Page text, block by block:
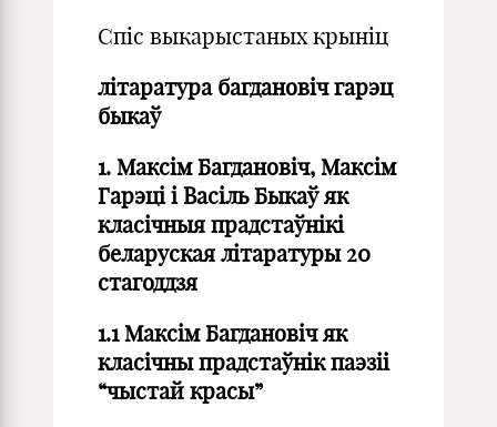
Спіс выкарыстаных крыніц
літаратура багдановіч гарэц
быкаў
1. Максім Багдановіч, Максім
Гарэці i Васіль Быкаў як
класічныя прадстаўнікi
беларуская лiтаратуры 20
стагоддзя
1.1 Максім Багдановіч як
класічны прадстаўнік паэзіі
“чыстай красы”